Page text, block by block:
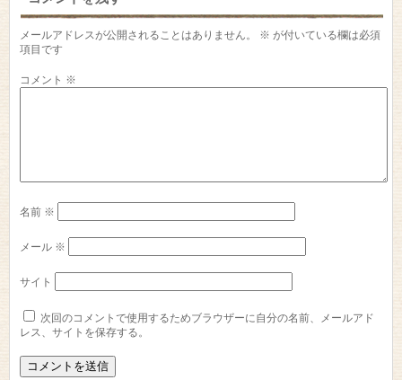
メールアドレスが公開されることはありません。 ※ が付いている欄は必須
項目です
コメント ※
名前 ※
メール ※
サイト
次回のコメントで使用するためブラウザーに自分の名前、メールアド
レス、サイトを保存する。